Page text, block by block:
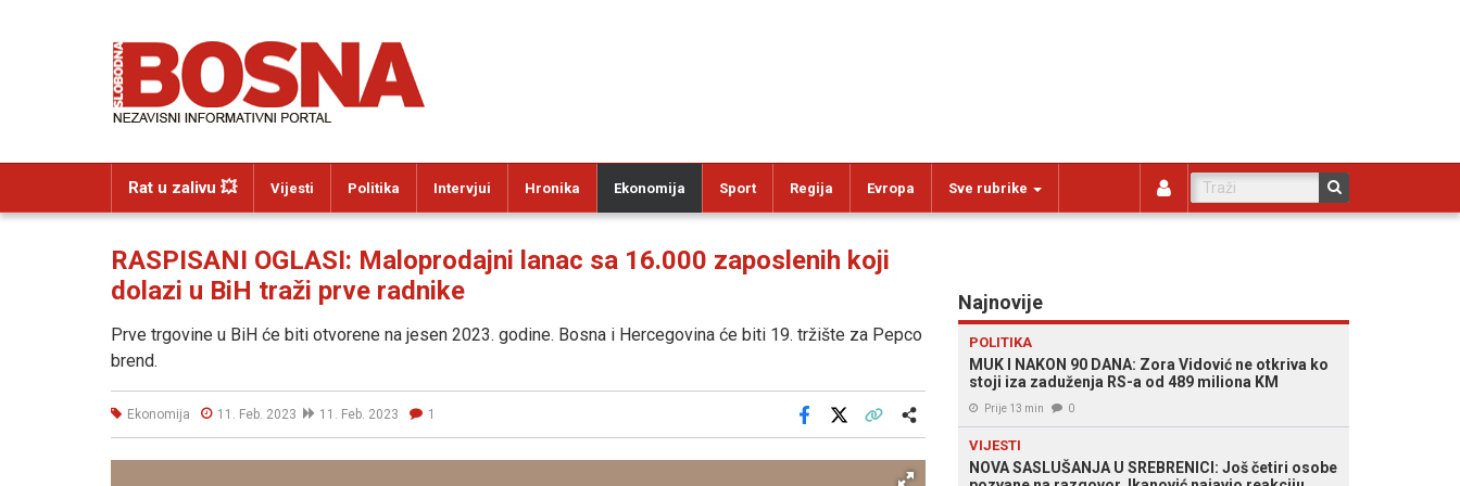
Rat u zalivu 💥 Vijesti Politika Intervjui Hronika Ekonomija Sport Regija Evropa Sve rubrike
RASPISANI OGLASI: Maloprodajni lanac sa 16.000 zaposlenih koji
dolazi u BiH traži prve radnike
Prve trgovine u BiH će biti otvorene na jesen 2023. godine. Bosna i Hercegovina će biti 19. tržište za Pepco
brend.
Ekonomija 11. Feb. 2023 11. Feb. 2023 1
Facebook
Najnovije
POLITIKA
MUK I NAKON 90 DANA: Zora Vidović ne otkriva ko
stoji iza zaduženja RS-a od 489 miliona KM
Prije 13 min 0
VIJESTI
NOVA SASLUŠANJA U SREBRENICI: Još četiri osobe